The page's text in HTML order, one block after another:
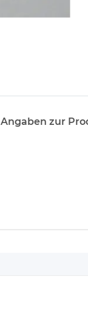
Angaben zur